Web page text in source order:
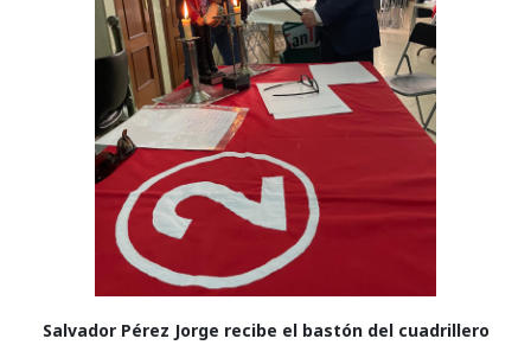
Salvador Pérez Jorge recibe el bastón del cuadrillero